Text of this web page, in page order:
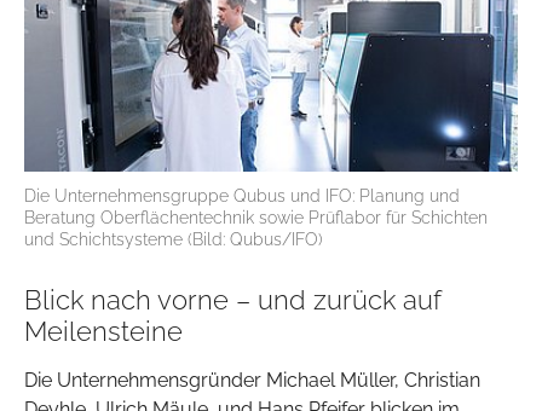
Die Unternehmensgruppe Qubus und IFO: Planung und
Beratung Oberflächentechnik sowie Prüflabor für Schichten
und Schichtsysteme (Bild: Qubus/IFO)
Blick nach vorne – und zurück auf
Meilensteine
Die Unternehmensgründer Michael Müller, Christian